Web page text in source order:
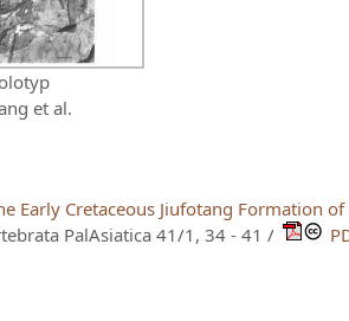
et al.
Early Cretaceous Jiufotang Formation
PalAsiatica 41/1, 34 - 41 /